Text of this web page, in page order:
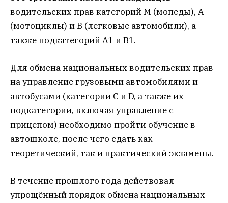
водительских прав категорий М (мопеды), А
(мотоциклы) и В (легковые автомобили), а
также подкатегорий А1 и В1.
Для обмена национальных водительских прав
на управление грузовыми автомобилями и
автобусами (категории C и D, а также их
подкатегории, включая управление с
прицепом) необходимо пройти обучение в
автошколе, после чего сдать как
теоретический, так и практический экзамены.
В течение прошлого года действовал
упрощённый порядок обмена национальных